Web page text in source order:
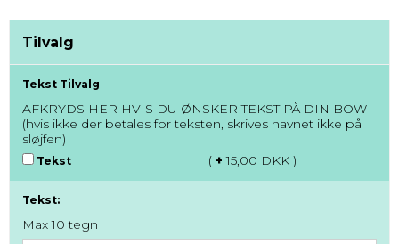
Tilvalg
Tekst Tilvalg
AFKRYDS HER HVIS DU ØNSKER TEKST PÅ DIN BOW
(hvis ikke der betales for teksten, skrives navnet ikke på
sløjfen)
Tekst ( + 15,00 DKK )
Tekst:
Max 10 tegn